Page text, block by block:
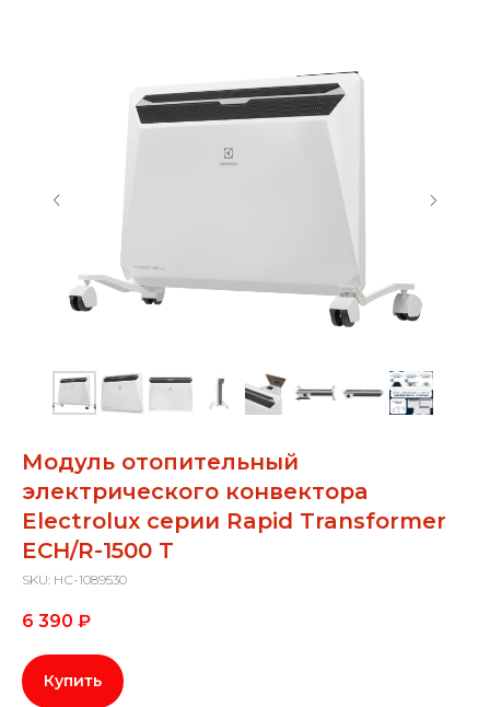
Модуль отопительный
электрического конвектора
Electrolux серии Rapid Transformer
ECH/R-1500 T
SKU: НС-1089530
6 390 ₽
Купить